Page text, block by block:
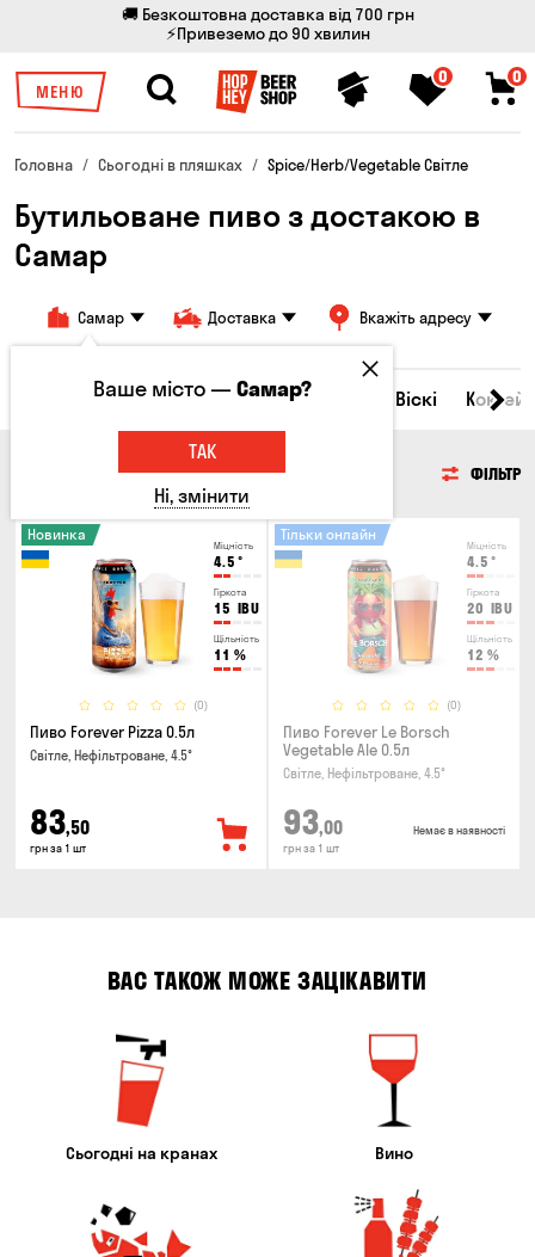
🚚 Безкоштовна доставка від 700 грн
⚡Привеземо до 90 хвилин
МЕНЮ
0 0
Головна Сьогодні в пляшках Spice/Herb/Vegetable Світле
Бутильоване пиво з достакою в
Самар
Самар Доставка Вкажіть адресу
Всі товари Пиво Сидр Віскі
ФІЛЬТР
Міцність
4.5 °
Гіркота
15 IBU
Щільність
11 %
(0)
Новинка
Пиво Forever Pizza 0.5л
Світле, Нефільтроване, 4.5°
83,50
грн за 1 шт
Міцність
4.5 °
Гіркота
20 IBU
Щільність
12 %
(0)
Тільки онлайн
Пиво Forever Le Borsch
Vegetable Ale 0.5л
Світле, Нефільтроване, 4.5°
93,00
грн за 1 шт
Немає в наявності
ВАС ТАКОЖ МОЖЕ ЗАЦІКАВИТИ
Сьогодні на кранах Вино
Ваше місто —Самар?
ТАК
Ні, змінити